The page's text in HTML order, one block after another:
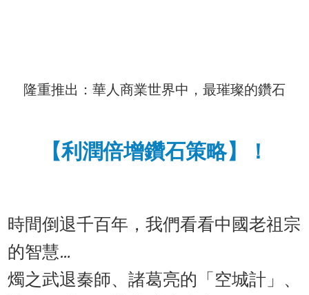
隆重推出：華人商業世界中，最璀璨的鑽石​
​【利潤倍增鑽石策略】！​
時間倒退千百年，我們看看中國老祖宗
的智慧…
燭之武退秦師、諸葛亮的「空城計」、